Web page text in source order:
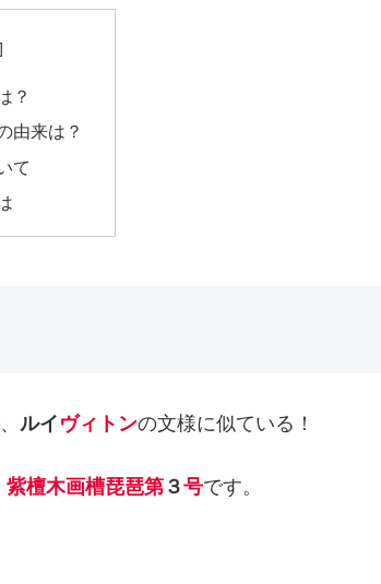
？
由来は？
て
ルイ ヴィトンの文様に似ている！
紫檀木画槽琵琶第 ３号です。